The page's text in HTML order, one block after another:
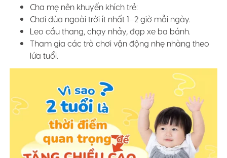
Cha mẹ nên khuyến khích trẻ:
Chơi đùa ngoài trời ít nhất 1–2 giờ mỗi ngày.
Leo cầu thang, chạy nhảy, đạp xe ba bánh.
Tham gia các trò chơi vận động nhẹ nhàng theo
lứa tuổi.